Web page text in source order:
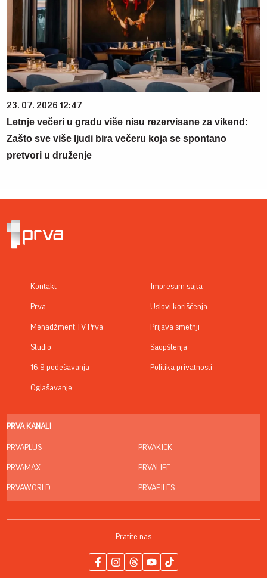
23. 07. 2026 12:47
Letnje večeri u gradu više nisu rezervisane za vikend:
Zašto sve više ljudi bira večeru koja se spontano
pretvori u druženje
Kontakt
Prva
Menadžment TV Prva
Studio
16:9 podešavanja
Oglašavanje
Impresum sajta
Uslovi korišćenja
Prijava smetnji
Saopštenja
Politika privatnosti
PRVA KANALI
PRVAPLUS
PRVAMAX
PRVAWORLD
PRVAKICK
PRVALIFE
PRVAFILES
Pratite nas